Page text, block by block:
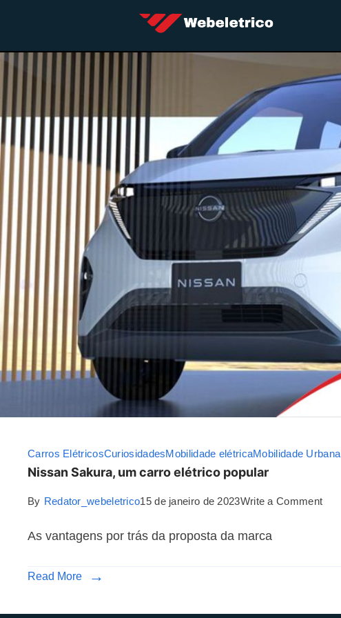
Carros ElétricosCuriosidadesMobilidade elétricaMobilidade Urbana
Nissan Sakura, um carro elétrico popular
By Redator_webeletrico15 de janeiro de 2023Write a Comment
As vantagens por trás da proposta da marca
Read More